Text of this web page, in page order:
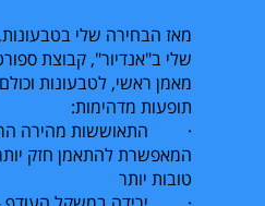
מאז הבחירה שלי
שלי ב"אנדיור", קבוצת
מאמן ראשי, לטבעונות
תופעות מדהימות:
· התאוששות מהירה
המאפשרת להתאמן חזק
טובות יותר